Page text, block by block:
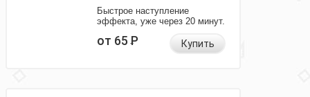
Быстрое наступление
эффекта, уже через 20 минут.
от 65Р Купить